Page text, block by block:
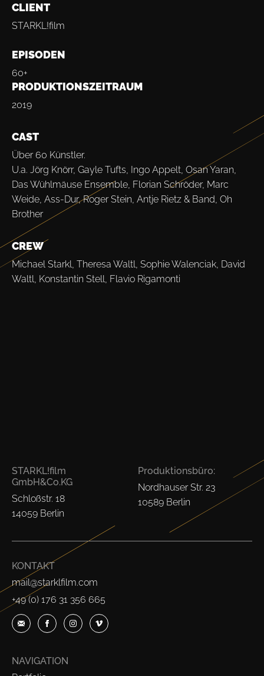
CLIENT
STARKL!film
EPISODEN
60+
PRODUKTIONSZEITRAUM
2019
CAST
Über 60 Künstler.
U.a. Jörg Knörr, Gayle Tufts, Ingo Appelt, Osan Yaran,
Das Wühlmäuse Ensemble, Florian Schröder, Marc
Weide, Ass-Dur, Roger Stein, Antje Rietz & Band, Oh
Brother
CREW
Michael Starkl, Theresa Waltl, Sophie Walenciak, David
Waltl, Konstantin Stell, Flavio Rigamonti
STARKL!film
GmbH&Co.KG
Schloßstr. 18
14059 Berlin
Produktionsbüro:
Nordhauser Str. 23
10589 Berlin
KONTAKT
mail@starklfilm.com
+49 (0) 176 31 356 665
NAVIGATION